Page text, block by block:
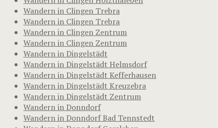
Wandern in Clingen Trebra
Wandern in Clingen Trebra
Wandern in Clingen Zentrum
Wandern in Clingen Zentrum
Wandern in Dingelstädt
Wandern in Dingelstädt Helmsdorf
Wandern in Dingelstädt Kefferhausen
Wandern in Dingelstädt Kreuzebra
Wandern in Dingelstädt Zentrum
Wandern in Donndorf
Wandern in Donndorf Bad Tennstedt